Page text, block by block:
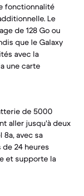
fonctionnalité
Le
de 128 Go ou
que le Galaxy
avec la
une carte
de 5000
aller jusqu'à deux
8a, avec sa
24 heures
et supporte la